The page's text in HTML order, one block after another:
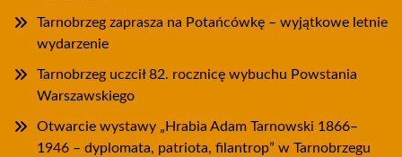
Tarnobrzeg zaprasza na Potańcówkę – wyjątkowe letnie
wydarzenie
Tarnobrzeg uczcił 82. rocznicę wybuchu Powstania
Warszawskiego
Otwarcie wystawy „Hrabia Adam Tarnowski 1866–
1946 – dyplomata, patriota, filantrop” w Tarnobrzegu